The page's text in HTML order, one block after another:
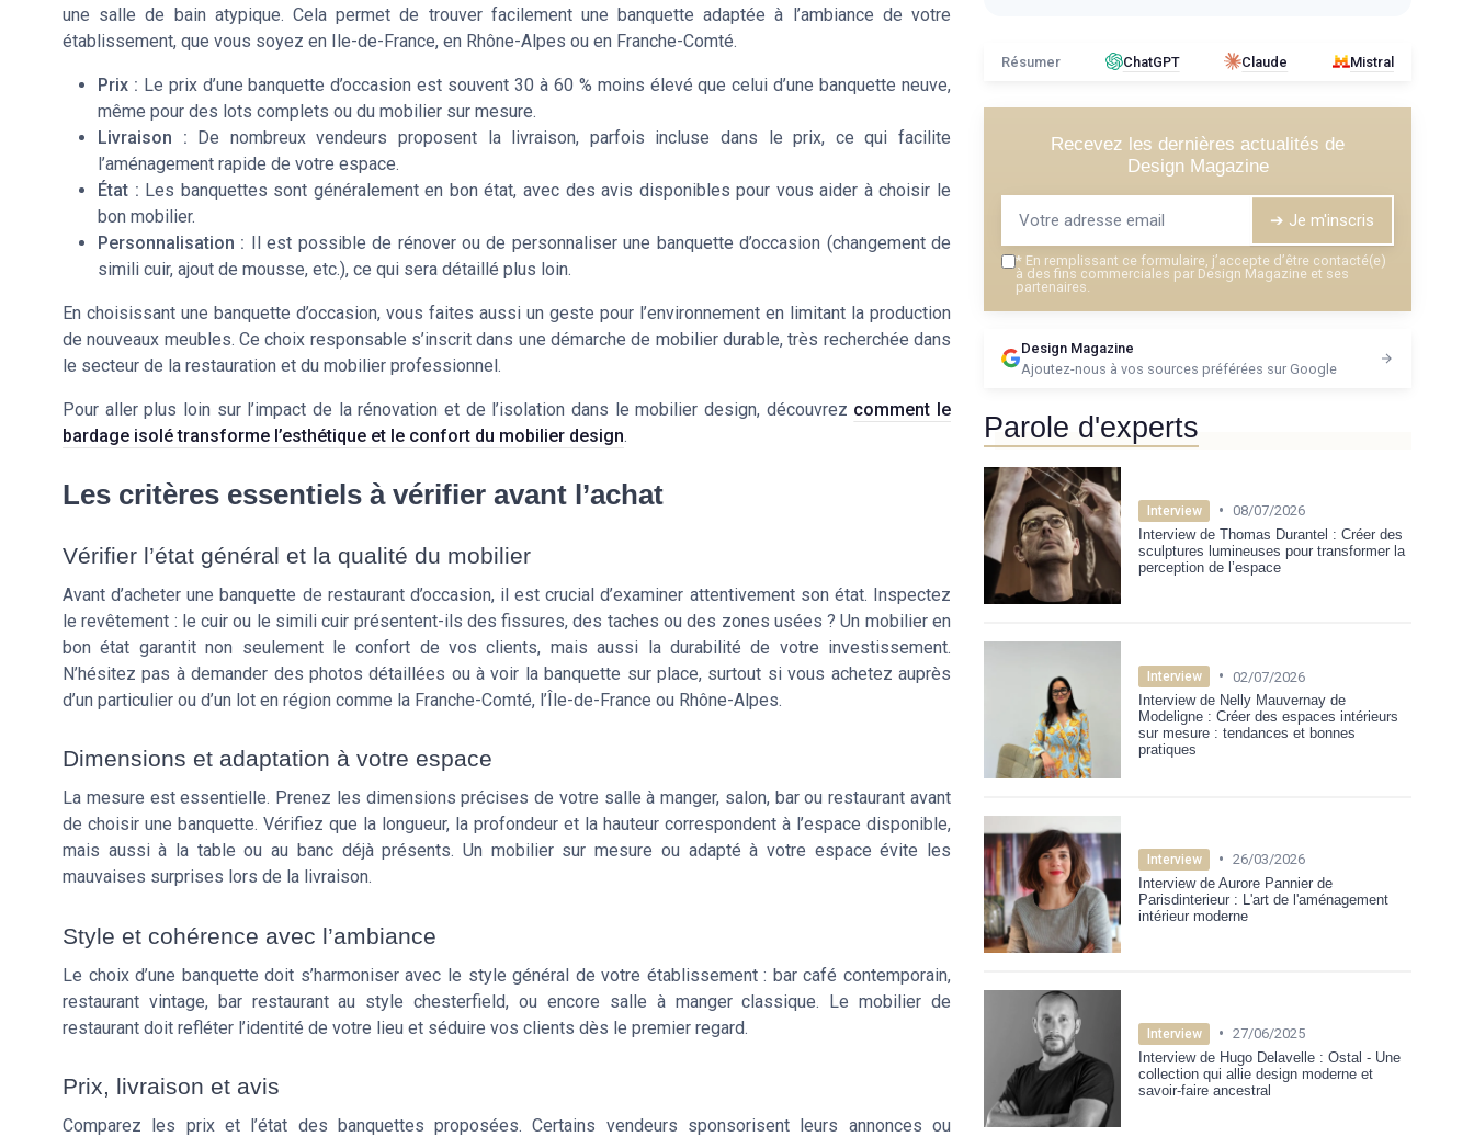
une salle de bain atypique. Cela permet de trouver facilement une banquette adaptée à l’ambiance de votre
établissement, que vous soyez en Ile-de-France, en Rhône-Alpes ou en Franche-Comté.
Prix : Le prix d’une banquette d’occasion est souvent 30 à 60 % moins élevé que celui d’une banquette neuve,
même pour des lots complets ou du mobilier sur mesure.
Livraison : De nombreux vendeurs proposent la livraison, parfois incluse dans le prix, ce qui facilite
l’aménagement rapide de votre espace.
État : Les banquettes sont généralement en bon état, avec des avis disponibles pour vous aider à choisir le
bon mobilier.
Personnalisation : Il est possible de rénover ou de personnaliser une banquette d’occasion (changement de
simili cuir, ajout de mousse, etc.), ce qui sera détaillé plus loin.
En choisissant une banquette d’occasion, vous faites aussi un geste pour l’environnement en limitant la production
de nouveaux meubles. Ce choix responsable s’inscrit dans une démarche de mobilier durable, très recherchée dans
le secteur de la restauration et du mobilier professionnel.
Pour aller plus loin sur l’impact de la rénovation et de l’isolation dans le mobilier design, découvrez comment le
bardage isolé transforme l’esthétique et le confort du mobilier design.
Les critères essentiels à vérifier avant l’achat
Vérifier l’état général et la qualité du mobilier
Avant d’acheter une banquette de restaurant d’occasion, il est crucial d’examiner attentivement son état. Inspectez
le revêtement : le cuir ou le simili cuir présentent-ils des fissures, des taches ou des zones usées ? Un mobilier en
bon état garantit non seulement le confort de vos clients, mais aussi la durabilité de votre investissement.
N’hésitez pas à demander des photos détaillées ou à voir la banquette sur place, surtout si vous achetez auprès
d’un particulier ou d’un lot en région comme la Franche-Comté, l’Île-de-France ou Rhône-Alpes.
Dimensions et adaptation à votre espace
La mesure est essentielle. Prenez les dimensions précises de votre salle à manger, salon, bar ou restaurant avant
de choisir une banquette. Vérifiez que la longueur, la profondeur et la hauteur correspondent à l’espace disponible,
mais aussi à la table ou au banc déjà présents. Un mobilier sur mesure ou adapté à votre espace évite les
mauvaises surprises lors de la livraison.
Style et cohérence avec l’ambiance
Le choix d’une banquette doit s’harmoniser avec le style général de votre établissement : bar café contemporain,
restaurant vintage, bar restaurant au style chesterfield, ou encore salle à manger classique. Le mobilier de
restaurant doit refléter l’identité de votre lieu et séduire vos clients dès le premier regard.
Prix, livraison et avis
Comparez les prix et l’état des banquettes proposées. Certains vendeurs sponsorisent leurs annonces ou
Résumer ChatGPT Claude Mistral
Recevez les dernières actualités de
Design Magazine
➔ Je m'inscris
* En remplissant ce formulaire, j’accepte d’être contacté(e)
à des fins commerciales par Design Magazine et ses
partenaires.
Design Magazine
Ajoutez-nous à vos sources préférées sur Google
Parole d'experts
Interview • 08/07/2026
Interview de Thomas Durantel : Créer des
sculptures lumineuses pour transformer la
perception de l’espace
Interview • 02/07/2026
Interview de Nelly Mauvernay de
Modeligne : Créer des espaces intérieurs
sur mesure : tendances et bonnes
pratiques
Interview • 26/03/2026
Interview de Aurore Pannier de
Parisdinterieur : L'art de l'aménagement
intérieur moderne
Interview • 27/06/2025
Interview de Hugo Delavelle : Ostal - Une
collection qui allie design moderne et
savoir-faire ancestral